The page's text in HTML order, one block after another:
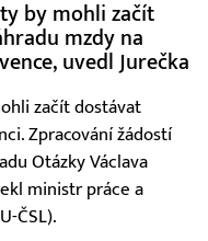
by mohli začít
mzdy na
uvedl Jurečka
začít dostávat
Zpracování žádostí
Otázky Václava
ministr práce a
ČSL).